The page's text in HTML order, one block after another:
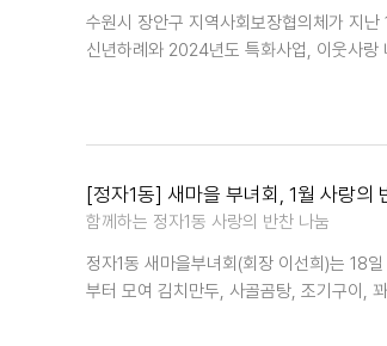
수원시 장안구 지역사회보장협의체가 지
신년하례와 2024년도 특화사업, 이웃사
[정자1동] 새마을 부녀회, 1월 사랑의
함께하는 정자1동 사랑의 반찬 나눔
정자1동 새마을부녀회(회장 이선희)는 18
부터 모여 김치만두, 사골곰탕, 조기구이,